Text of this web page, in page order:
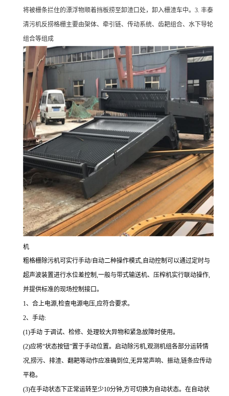
将被栅条拦住的漂浮物顺着挡板捞至卸渣口处，卸入栅渣车中。3. 丰泰
清污机反捞格栅主要由架体、牵引链、传动系统、齿耙组合、水下导轮
组合等组成
机
粗格栅除污机可实行手动/自动二种操作模式,自动控制可以通过定时与
超声波装置进行水位差控制,一般与带式输送机、压榨机实行联动操作,
并提供标准的现场控制接口。
1、合上电源,检查电源电压,应符合要求。
2、手动:
(1)手动 于调试、检修、处理较大异物和紧急故障时使用。
(2)应将“状态按钮”置于手动位置。启动除污机,观测机组各部分运转情
况,捞污、排渣、翻耙等动作应准确到位,无异常声响、振动,链条应传动
平稳。
(3)在手动状态下正常运转至少10分钟,方可切换为自动状态。在自动状